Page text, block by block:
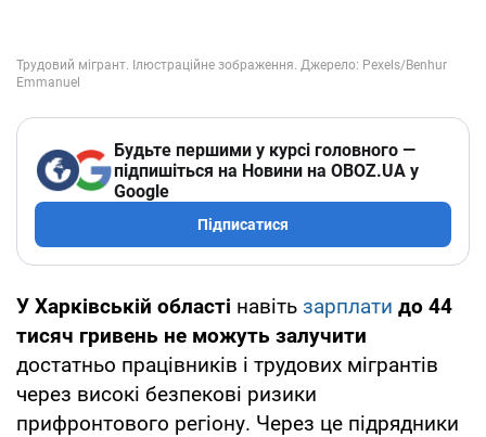
Будьте першими у курсі головного —
підпишіться на Новини на OBOZ.UA у
Google
Підписатися
У Харківській області навіть зарплати до 44
тисяч гривень не можуть залучити
достатньо працівників і трудових мігрантів
через високі безпекові ризики
прифронтового регіону. Через це підрядники